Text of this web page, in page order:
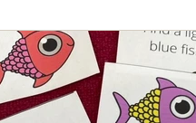
Voyage - vacances